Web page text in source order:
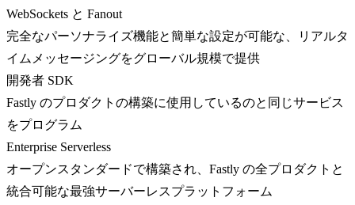
WebSockets と Fanout
完全なパーソナライズ機能と簡単な設定が可能な、リアルタ
イムメッセージングをグローバル規模で提供
開発者 SDK
Fastly のプロダクトの構築に使用しているのと同じサービス
をプログラム
Enterprise Serverless
オープンスタンダードで構築され、Fastly の全プロダクトと
統合可能な最強サーバーレスプラットフォーム